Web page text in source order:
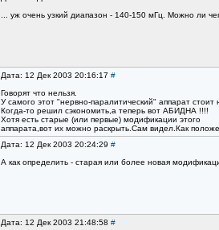
... уж очень узкий диапазон - 140-150 мГц. Можно ли
Дата: 12 Дек 2003 20:16:17 #
Говорят что нельзя.
У самого этот "нервно-паралитический" аппарат стоит
Когда-то решил сэкономить,а теперь вот АБИДНА !!!!
Хотя есть старые (или первые) модификации этого
аппарата,вот их можно раскрыть.Сам видел.Как
Дата: 12 Дек 2003 20:24:29 #
А как определить - старая или более новая
Дата: 12 Дек 2003 21:48:58 #